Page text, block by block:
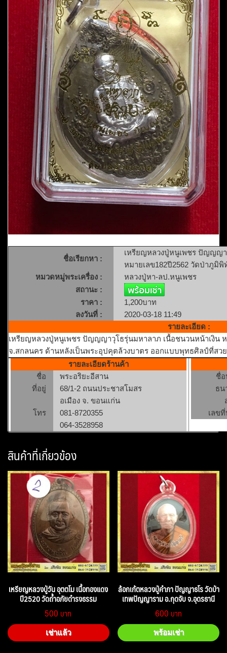
ชื่อเรียกหา :
เหรียญหลวงปู่หนูเพชร ปัญญญา
หมายเลข182ปี2562 วัดป่าภูมิ
หมวดหมู่พระเครื่อง :
หลวงปู่หา-ลป.หนูเพชร
สถานะ :
ราคา :
1,200บาท
ลงวันที่ :
2020-03-18 11:49
รายละเอียด :
เหรียญหลวงปู่หนูเพชร ปัญญญาวุโธรุ่นมหาลาภ เนื้อชนวนหน้าเงิน
จ.สกลนคร ด้านหลังเป็นพระอุปคุตล้วงบาตร ออกแบบพุทธศิลป์ที่สว
รายละเอียดร้านค้า
ชื่อ
พระอริยะอีสาน
ที่อยู่
68/1-2 ถนนประชาสโมสร
อเมือง จ. ขอนแก่น
โทร
081-8720355
064-3528958
ชื่
ธน
เลข
สินค้าที่เกี่ยวข้อง
เหรียญหลวงปู่วัน อุตตโม เนื้อทองแดง
ปี2520 วัดถ้ำอภัยดำรงธรรม
500
เช่าแล้ว
ล้อกเก้ตหลวงปู่คำภา ปัญญาธโร วัดป่า
เทพปัญญาราม อ.กุดจับ จ.อุดรธานี
600
พร้อมเช่า